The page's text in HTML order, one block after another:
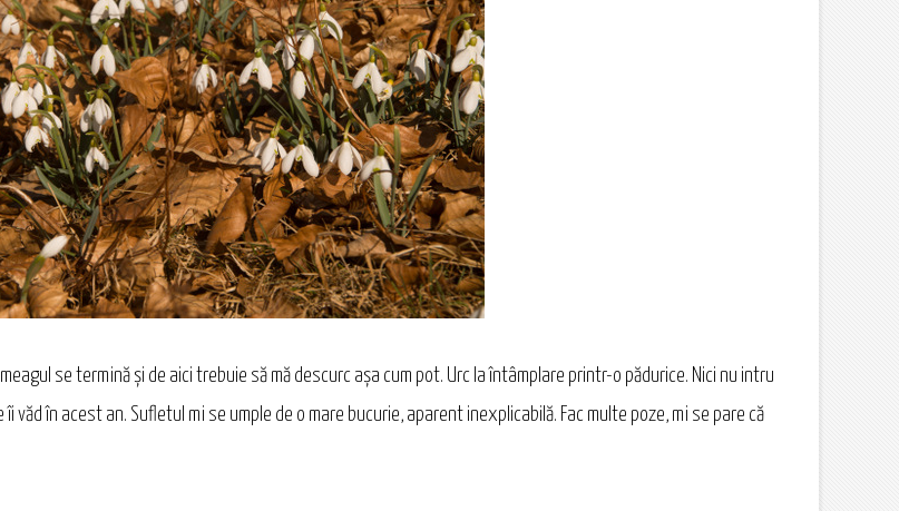
se termină şi de aici trebuie să mă descurc aşa cum pot. Urc la întâmplare printr-o pădurice. Nici nu intru
văd în acest an. Sufletul mi se umple de o mare bucurie, aparent inexplicabilă. Fac multe poze, mi se pare că